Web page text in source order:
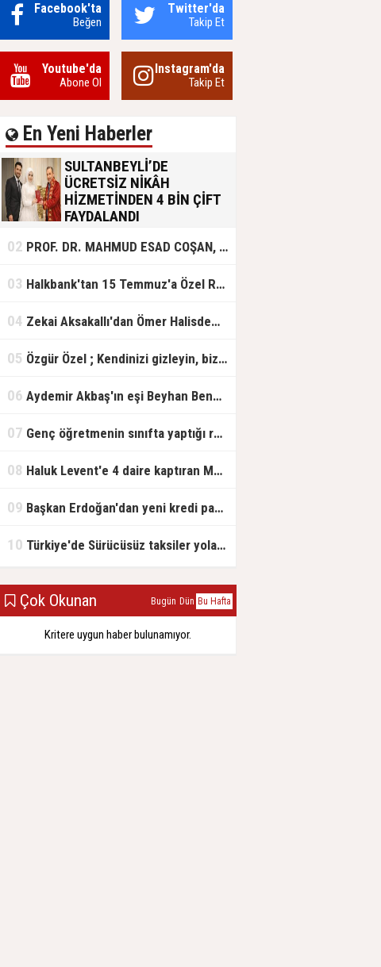
Facebook'ta
Beğen
Twitter'da
Takip Et
Youtube'da
Abone Ol
Instagram'da
Takip Et
En Yeni Haberler
SULTANBEYLİ’DE
ÜCRETSİZ NİKÂH
HİZMETİNDEN 4 BİN ÇİFT
FAYDALANDI
olan gençlere destek amacıyla
başlattığı ücretsiz nikâh hizmetini
başlattıklarını belirten Sultanbeyli
ücretsiz hizmet vermenin
02 PROF. DR. MAHMUD ESAD COŞAN, DOĞUMUNUN HİCRÎ 91. YILINDA ELAZIĞ'DA YÂD EDİLECEK
03 Halkbank'tan 15 Temmuz'a Özel Reklam Filmi: "İrade Bizim, Zafer Bizim"
04 Zekai Aksakallı'dan Ömer Halisdemir'e 'vefa' ziyareti!
05 Özgür Özel ; Kendinizi gizleyin, bizden işaret bekleyin
06 Aydemir Akbaş'ın eşi Beyhan Benek Akbaş hayatını kaybetti
07 Genç öğretmenin sınıfta yaptığı rezil paylaşım
08 Haluk Levent'e 4 daire kaptıran Müteahhit soluğu savcılıkta aldı
09 Başkan Erdoğan'dan yeni kredi paketi müjdesi: 6 ay geri ödemesiz, 36 ay vadeli
10 Türkiye'de Sürücüsüz taksiler yola çıkmaya hazırlanıyor
Çok Okunan Bugün Dün Bu Hafta
Kritere uygun haber bulunamıyor.